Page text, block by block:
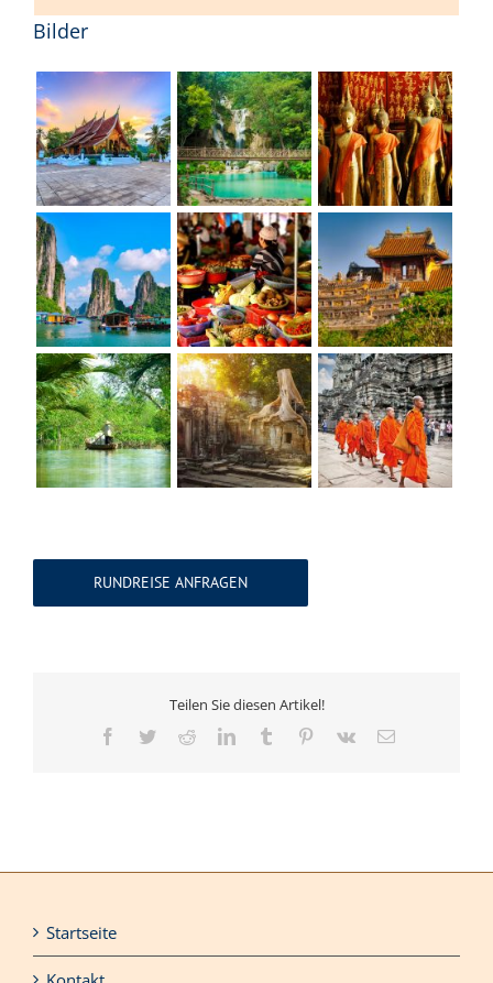
Bilder
RUNDREISE ANFRAGEN
Teilen Sie diesen Artikel!
Facebook
TwitterRedditLinkedInTumblr Pinterest
Vk
E-
Startseite